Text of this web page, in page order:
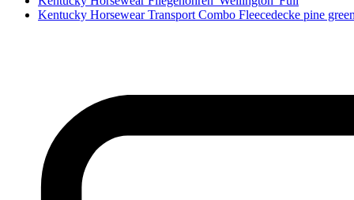
Kentucky Horsewear Transport Combo Fleecedecke pine